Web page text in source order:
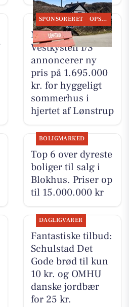
SPONSORERET OPSLAGSTAVLEN
Mæglerhuset
Vestkysten I/S
annoncerer ny
pris på 1.695.000
kr. for hyggeligt
sommerhus i
hjertet af Lønstrup
BOLIGMARKED
Top 6 over dyreste
boliger til salg i
Blokhus. Priser op
til 15.000.000 kr
DAGLIGVARER
Fantastiske tilbud:
Schulstad Det
Gode brød til kun
10 kr. og OMHU
danske jordbær
for 25 kr.